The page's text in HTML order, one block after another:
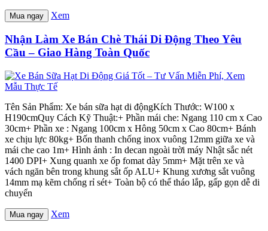
Mua ngay Xem
Nhận Làm Xe Bán Chè Thái Di Động Theo Yêu
Cầu – Giao Hàng Toàn Quốc
Tên Sản Phẩm: Xe bán sữa hạt di độngKích Thước: W100 x
H190cmQuy Cách Kỹ Thuật:+ Phần mái che: Ngang 110 cm x Cao
30cm+ Phần xe : Ngang 100cm x Hông 50cm x Cao 80cm+ Bánh
xe chịu lực 80kg+ Bốn thanh chống inox vuông 12mm giữa xe và
mái che cao 1m+ Hình ảnh : In decan ngoài trời máy Nhật sắc nét
1400 DPI+ Xung quanh xe ốp fomat dày 5mm+ Mặt trên xe và
vách ngăn bên trong khung sắt ốp ALU+ Khung xương sắt vuông
14mm mạ kẽm chống rỉ sét+ Toàn bộ có thể tháo lắp, gấp gọn dễ di
chuyển
Mua ngay Xem